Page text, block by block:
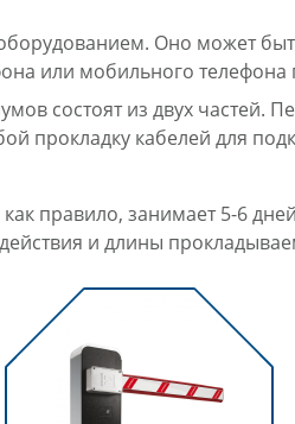
Оно может
или мобильного телефона
состоят из двух частей.
прокладку кабелей для
правило, занимает 5-6
и длины